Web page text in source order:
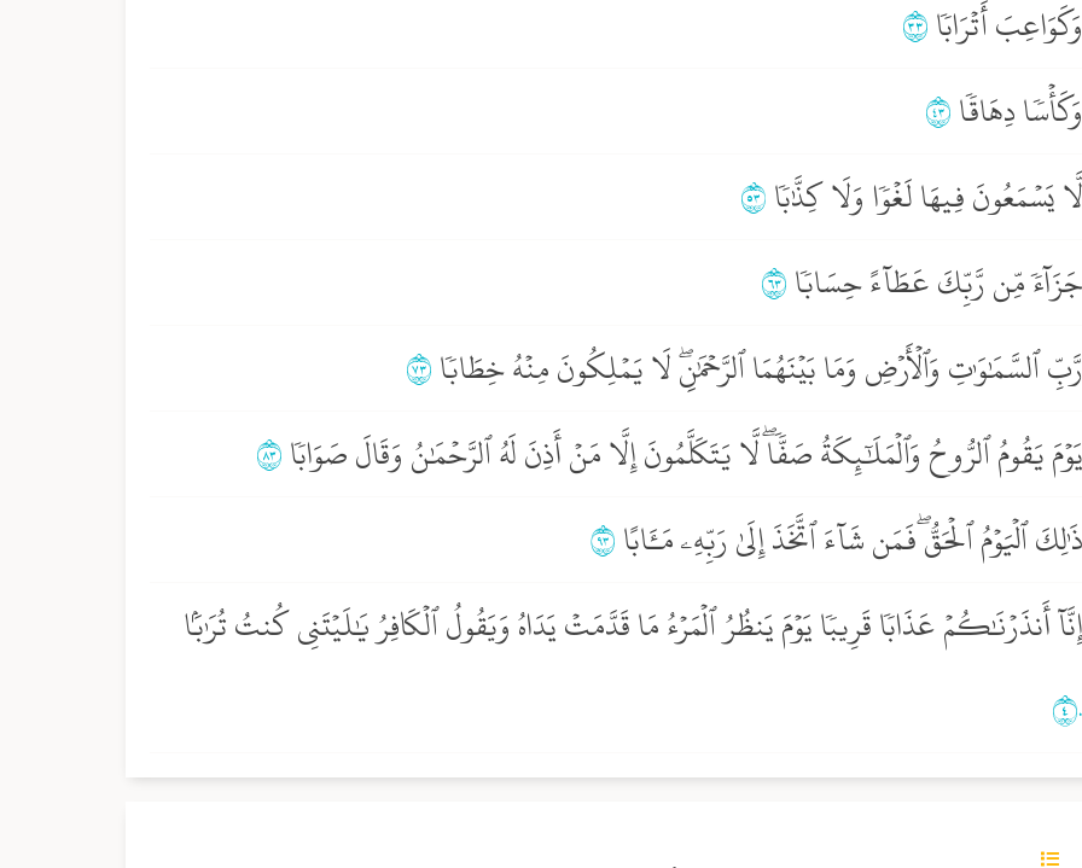
وَكَوَاعِبَ أَتۡرَابٗا٣٣
وَكَأۡسٗا دِهَاقٗا٣٤
لَّا يَسۡمَعُونَ فِيهَا لَغۡوٗا وَلَا كِذَّٰبٗا٣٥
جَزَآءٗ مِّن رَّبِّكَ عَطَآءً حِسَابٗا٣٦
رَّبِّ ٱلسَّمَٰوَٰتِ وَٱلۡأَرۡضِ وَمَا بَيۡنَهُمَا ٱلرَّحۡمَٰنِۖ لَا يَمۡلِكُونَ مِنۡهُ خِطَابٗا٣٧
يَوۡمَ يَقُومُ ٱلرُّوحُ وَٱلۡمَلَٰٓئِكَةُ صَفّٗاۖ لَّا يَتَكَلَّمُونَ إِلَّا مَنۡ أَذِنَ لَهُ ٱلرَّحۡمَٰنُ وَقَالَ صَوَابٗا٣٨
ذَٰلِكَ ٱلۡيَوۡمُ ٱلۡحَقُّۖ فَمَن شَآءَ ٱتَّخَذَ إِلَىٰ رَبِّهِۦ مَـَٔابًا٣٩
أَنذَرۡنَٰكُمۡ عَذَابٗا قَرِيبٗا يَوۡمَ يَنظُرُ ٱلۡمَرۡءُ مَا قَدَّمَتۡ يَدَاهُ وَيَقُولُ ٱلۡكَافِرُ يَٰلَيۡتَنِي كُنتُ تُرَٰبَۢا
٤٠